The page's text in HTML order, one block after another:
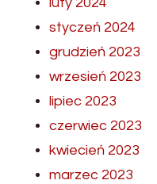
styczeń 2024
grudzień 2023
wrzesień 2023
lipiec 2023
czerwiec 2023
kwiecień 2023
marzec 2023